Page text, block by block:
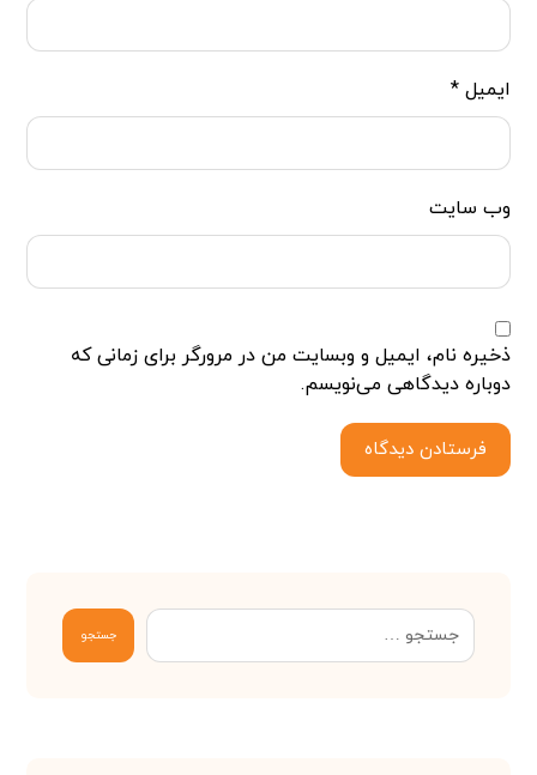
ایمیل*
وب‌ سایت
ذخیره نام، ایمیل و وبسایت من در مرورگر برای زمانی که
دوباره دیدگاهی می‌نویسم.
فرستادن دیدگاه
جستجو